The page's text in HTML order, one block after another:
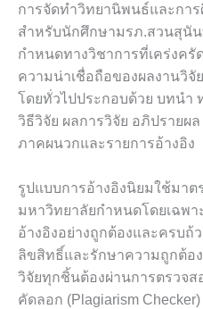
การจัดทำวิทยานิพนธ์และกา
สำหรับนักศึกษามรภ.สวนสุนั
กำหนดทางวิชาการที่เคร่งค
ความน่าเชื่อถือของผลงานวิจั
โดยทั่วไปประกอบด้วย บทนำ
วิธีวิจัย ผลการวิจัย อภิปรายผ
ภาคผนวกและรายการอ้างอิง
รูปแบบการอ้างอิงนิยมใช้มาต
มหาวิทยาลัยกำหนดโดยเฉพ
อ้างอิงอย่างถูกต้องและครบถ้
ลิขสิทธิ์และรักษาความถูกต้อ
วิจัยทุกชิ้นต้องผ่านการตรวจ
คัดลอก (Plagiarism